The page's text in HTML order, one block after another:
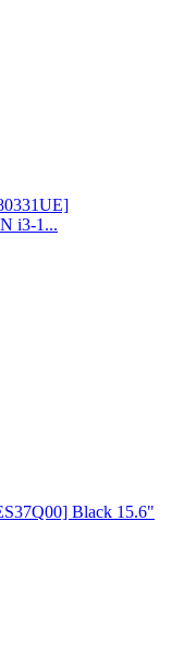
i3-1...
Black 15.6"